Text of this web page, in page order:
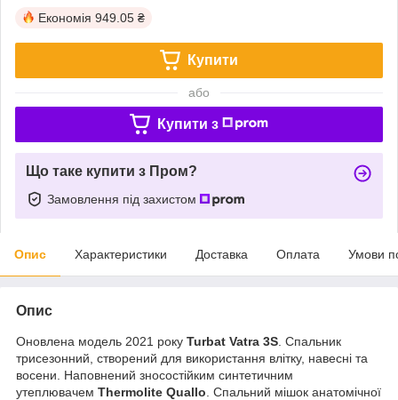
Економія 949.05 ₴
Купити
або
Купити з
Що таке купити з Пром?
Замовлення під захистом
Опис Характеристики Доставка Оплата Умови
Опис
Оновлена модель 2021 року Turbat Vatra 3S . Спальник
трисезонний, створений для використання влітку, навесні та
восени. Наповнений зносостійким синтетичним
утеплювачем Thermolite Quallo . Спальний мішок анатомічної